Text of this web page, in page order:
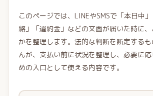
このページでは、LINEやSMSで「本日中
絡」「違約金」などの文面が届いた時に
かを整理します。法的な判断を断定する
んが、支払い前に状況を整理し、必要に
めの入口として使える内容です。